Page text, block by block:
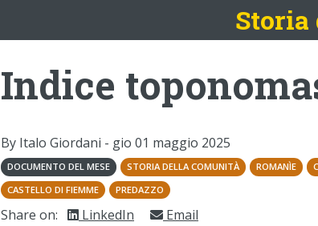
Storia
Indice
By Italo Giordani - gio 01 maggio 2025
DOCUMENTO DEL MESE STORIA DELLA COMUNITÀ ROMANÌE
CASTELLO DI FIEMME
PREDAZZO
Share on: LinkedIn Email